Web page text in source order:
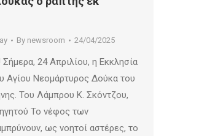
By newsroom 24/04/2025
24 Απριλίου, η Εκκλησία
Αγίου Νεομάρτυρος Δούκα του
Του Λάμπρου Κ. Σκόντζου,
Το νέφος των
ως νοητοί αστέρες, το